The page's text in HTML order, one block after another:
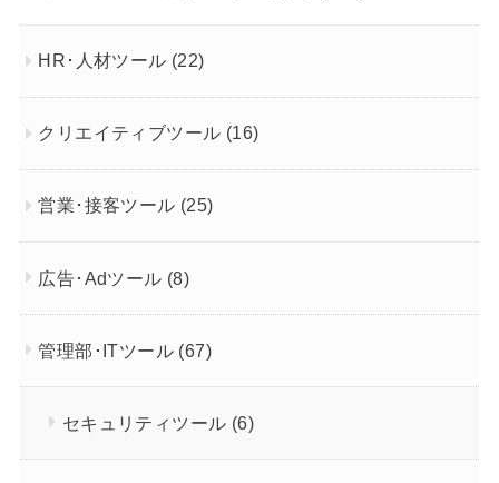
HR･人材ツール (22)
クリエイティブツール (16)
営業･接客ツール (25)
広告･Adツール (8)
管理部･ITツール (67)
セキュリティツール (6)